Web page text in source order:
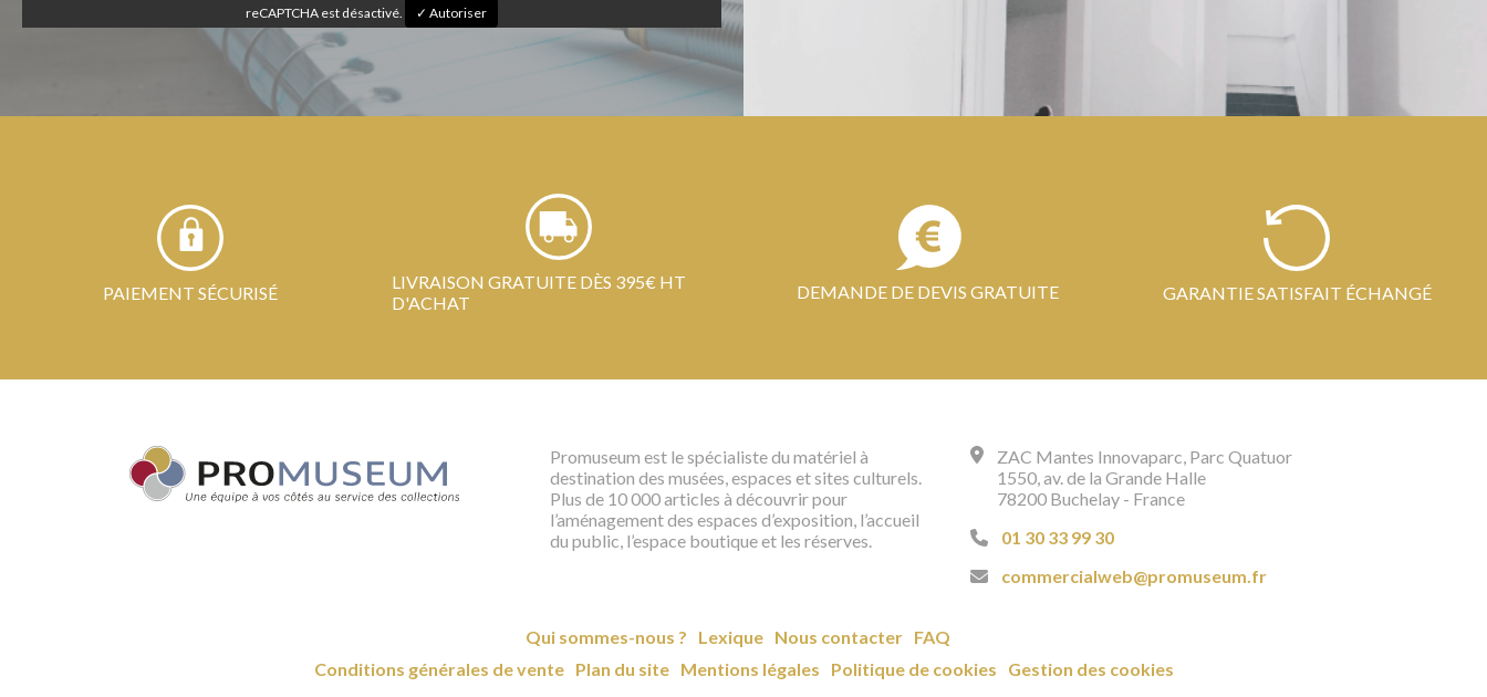
reCAPTCHA est désactivé. ✓ Autoriser
PAIEMENT SÉCURISÉ
LIVRAISON GRATUITE DÈS 395€ HT
D'ACHAT
DEMANDE DE DEVIS GRATUITE GARANTIE SATISFAIT ÉCHANGÉ
Promuseum est le spécialiste du matériel à
destination des musées, espaces et sites culturels.
Plus de 10 000 articles à découvrir pour
l’aménagement des espaces d’exposition, l’accueil
du public, l’espace boutique et les réserves.
ZAC Mantes Innovaparc, Parc Quatuor
1550, av. de la Grande Halle
78200 Buchelay - France
01 30 33 99 30
commercialweb@promuseum.fr
Qui sommes-nous ? Lexique Nous contacter FAQ
Conditions générales de vente
Plan du site Mentions légales Politique de cookies Gestion des cookies